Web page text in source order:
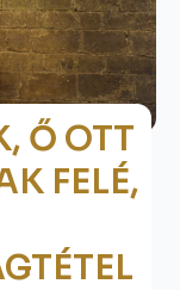
Ő OTT
FELÉ,